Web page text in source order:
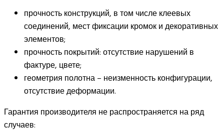
прочность конструкций, в том числе клеевых
соединений, мест фиксации кромок и декоративных
элементов;
прочность покрытий: отсутствие нарушений в
фактуре, цвете;
геометрия полотна – неизменность конфигурации,
отсутствие деформации.
Гарантия производителя не распространяется на ряд
случаев: